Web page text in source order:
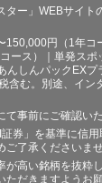
ー」WEBサイ
円（1年コ
ース）｜単発ス
しんパックEX
む。別途、イン
事前にご確認い
券」を基準に信
了承くださいませ
高い銘柄を抜粋
だきますようお願